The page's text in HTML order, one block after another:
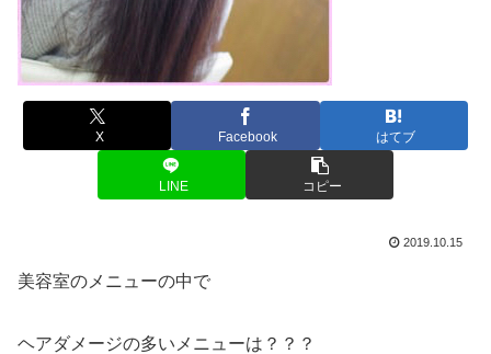
X Facebook はてブ
LINE コピー
2019.10.15
美容室のメニューの中で
ヘアダメージの多いメニューは？？？